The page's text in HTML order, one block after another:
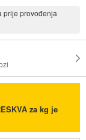
prije provođenja
za kg je